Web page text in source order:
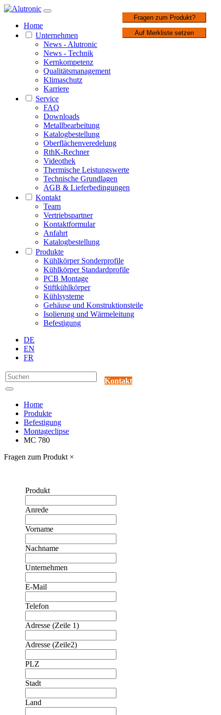
Home
Unternehmen
News - Alutronic
News - Technik
Kernkompetenz
Qualitätsmanagement
Klimaschutz
Karriere
Service
FAQ
Downloads
Metallbearbeitung
Katalogbestellung
Oberflächenveredelung
RthK-Rechner
Videothek
Thermische Leistungswerte
Technische Grundlagen
AGB & Lieferbedingungen
Kontakt
Team
Vertriebspartner
Kontaktformular
Anfahrt
Katalogbestellung
Produkte
Kühlkörper Sonderprofile
Kühlkörper Standardprofile
PCB Montage
Stiftkühlkörper
Kühlsysteme
Gehäuse und Konstruktionsteile
Isolierung und Wärmeleitung
Befestigung
DE
EN
FR
Kontakt
Home
Produkte
Befestigung
Montageclipse
MC 780
Fragen zum Produkt ×
Produkt
Anrede
Vorname
Nachname
Unternehmen
E-Mail
Telefon
Adresse (Zeile 1)
Adresse (Zeile2)
PLZ
Stadt
Land
Fragen zum Produkt?
Auf Merkliste setzen
1 / 2